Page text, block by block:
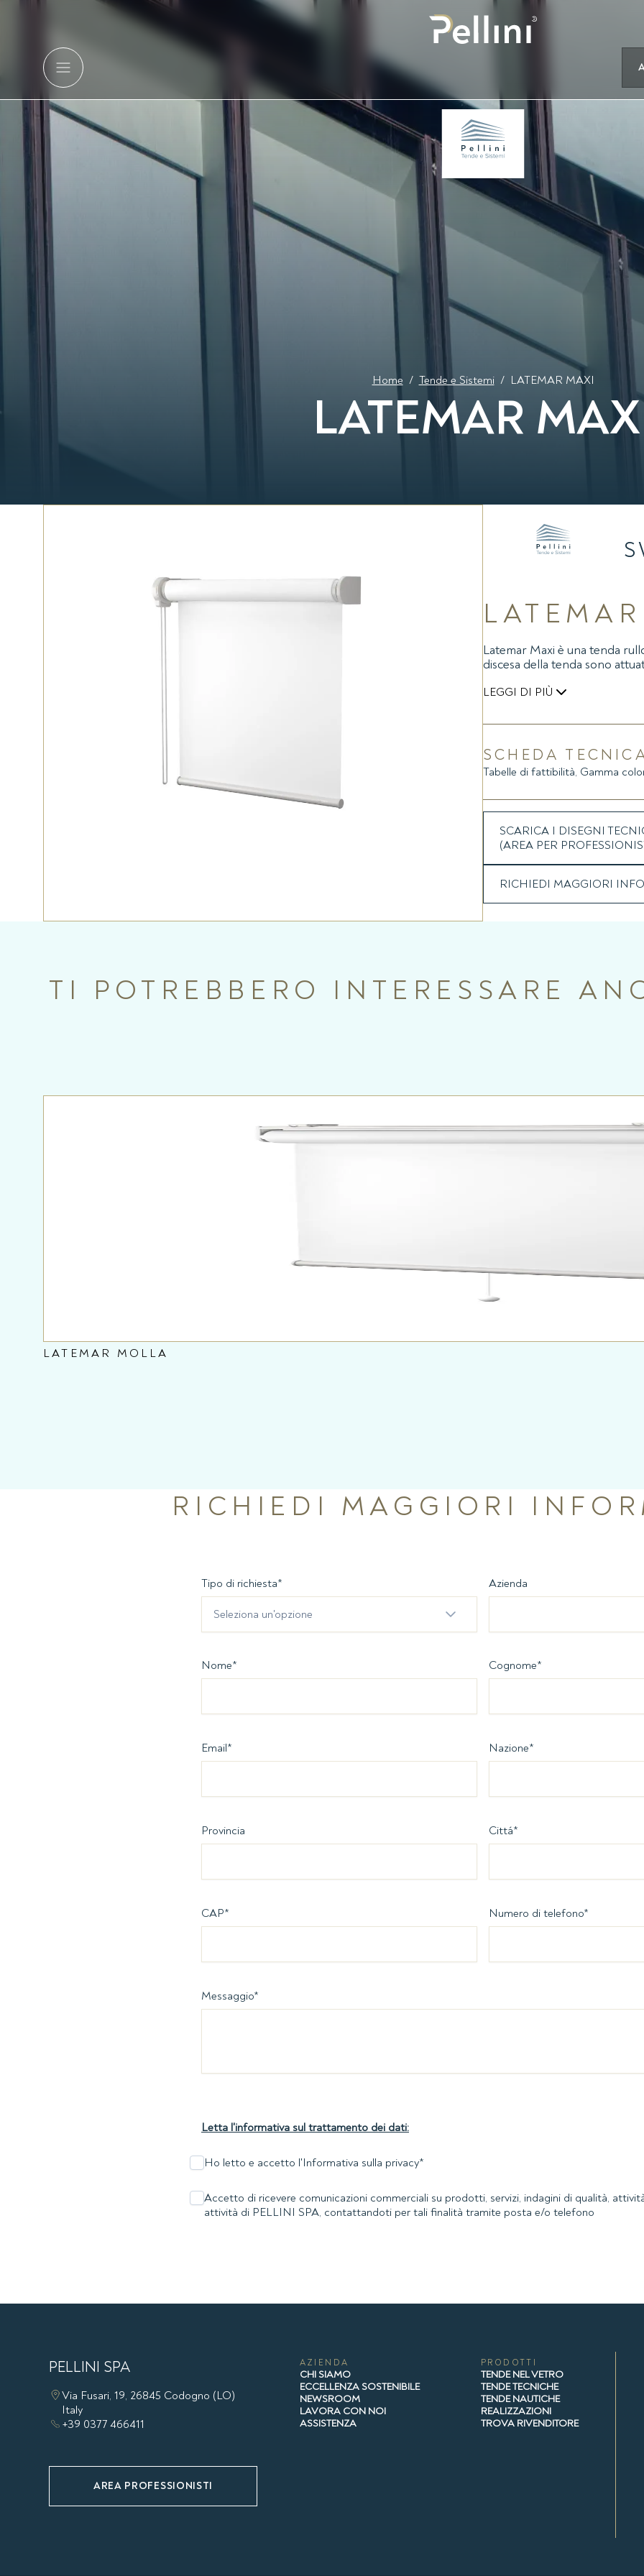
Home / Tende e Sistemi / LATEMAR MAXI
LATEMAR
Latemar Maxi è una tenda
discesa della tenda sono
LEGGI DI PIÙ
posizione alta. Durante la
operazione di manutenzione,
tramite apposita ghiera a
SCHEDA
Tabelle di fattibilità, Gamma
SCARICA I DISEGNI
(AREA PER
RICHIEDI MAGGIORI
TI POTREBBERO INTERESSARE
LATEMAR MOLLA
RICHIEDI MAGGIORI
Tipo di richiesta*
Seleziona un'opzione
Azienda
Nome* Cognome*
Email* Nazione*
Provincia Cittá*
CAP* Numero di telefono*
Messaggio*
Letta l'informativa sul trattamento dei dati:
Ho letto e accetto l'Informativa sulla privacy*
Accetto di ricevere comunicazioni commerciali su prodotti, servizi, indagini di qualità,
attività di PELLINI SPA, contattandoti per tali finalità tramite posta e/o telefono
PELLINI SPA
Via Fusari, 19, 26845 Codogno (LO)
Italy
+39 0377 466411
AREA PROFESSIONISTI
AZIENDA
CHI SIAMO
ECCELLENZA SOSTENIBILE
NEWSROOM
LAVORA CON NOI
ASSISTENZA
PRODOTTI
TENDE NEL VETRO
TENDE TECNICHE
TENDE NAUTICHE
REALIZZAZIONI
TROVA RIVENDITORE